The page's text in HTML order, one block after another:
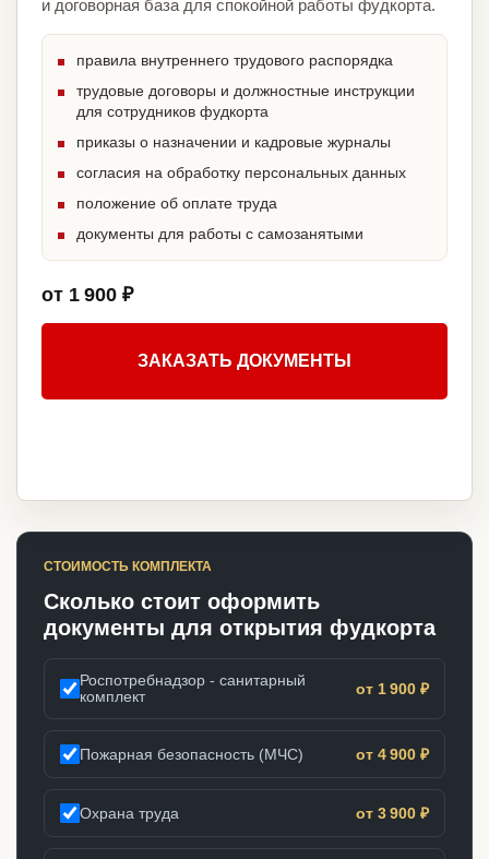
и договорная база для спокойной работы фудкорта.
правила внутреннего трудового распорядка
трудовые договоры и должностные инструкции
для сотрудников фудкорта
приказы о назначении и кадровые журналы
согласия на обработку персональных данных
положение об оплате труда
документы для работы с самозанятыми
от 1 900 ₽
ЗАКАЗАТЬ ДОКУМЕНТЫ
СТОИМОСТЬ КОМПЛЕКТА
Сколько стоит оформить
документы для открытия фудкорта
Роспотребнадзор - санитарный
комплект
от 1 900 ₽
Пожарная безопасность (МЧС) от 4 900 ₽
Охрана труда от 3 900 ₽